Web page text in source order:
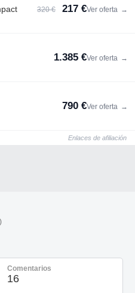
320 € 217 €Ver oferta →
1.385 €Ver oferta →
790 €Ver oferta →
Enlaces de afiliación
Comentarios
16